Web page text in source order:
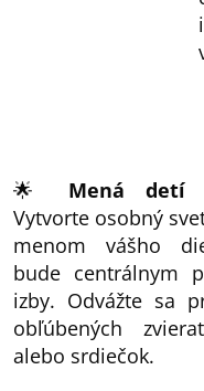
🌟 Mená detí
Vytvorte osobný
menom vášho
bude centrálnym
izby. Odvážte sa
obľúbených
alebo srdiečok.